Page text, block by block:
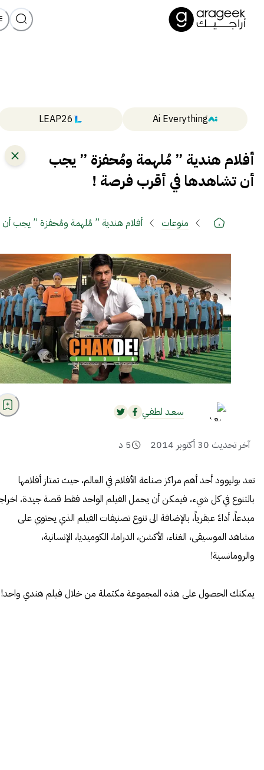
Ai Everything
LEAP26
أفلام هندية ” مُلهمة ومُحفزة ” يجب
أن تشاهدها في أقرب فرصة !
منوعات أفلام هندية ” مُلهمة ومُحفزة ” يجب
سعـد لطفـي
آخر تحديث 30 أكتوبر 2014 5 د
تعد بوليوود أحد أهم مراكز صناعة الأفلام في العالم، حيث تمتاز أفلامها
بالتنوع في كل شيء، فيمكن أن يحمل الفيلم الواحد فقط قصة جيدة،
مبدعاً، أداءً عبقرياً، بالإضافة الى تنوع تصنيفات الفيلم الذي يحتوي على
مشاهد الموسيقى، الغناء، الأكشن، الدراما، الكوميديا، الإنسانية،
والرومانسية!
يمكنك الحصول على هذه المجموعة مكتملة من خلال فيلم هندي واحد!